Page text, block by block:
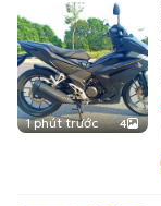
1 phút trước 4